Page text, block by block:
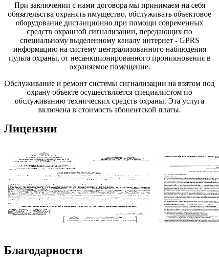
При заключении с нами договора мы принимаем на себя
обязательства охранять имущество, обслуживать объектовое
оборудование дистанционно при помощи современных
средств охранной сигнализации, передающих по
специальному выделенному каналу интернет - GPRS
информацию на систему централизованного наблюдения
пульта охраны, от несанкционированного проникновения в
охраняемое помещение.
Обслуживание и ремонт системы сигнализации на взятом под
охрану объекте осуществляется специалистом по
обслуживанию технических средств охраны. Эта услуга
включена в стоимость абонентской платы.
Лицензии
Благодарности